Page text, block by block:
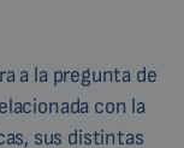
a la pregunta de
con la
sus distintas